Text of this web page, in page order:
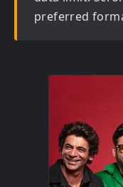
preferred